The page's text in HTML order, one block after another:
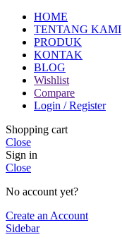
HOME
TENTANG KAMI
PRODUK
KONTAK
BLOG
Wishlist
Compare
Login / Register
Shopping cart
Close
Sign in
Close
No account yet?
Create an Account
Sidebar